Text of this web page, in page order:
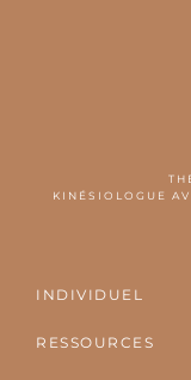
KINÉSIOLOGUE
INDIVIDUEL
RESSOURCES